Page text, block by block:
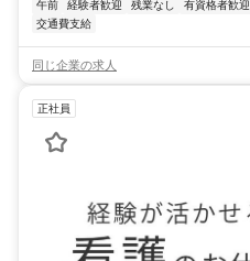
午前
経験者歓迎 残業なし 有資格者歓迎
交通費支給
同じ企業の求人
正社員